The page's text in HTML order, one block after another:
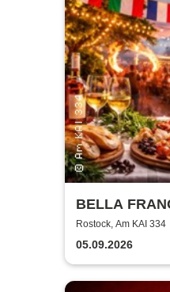
BELLA
Kultur Rostock
Rostock, Am KAI 334
05.09.2026